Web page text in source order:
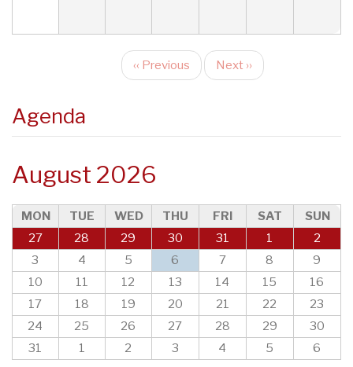
‹‹ Previous Next ››
Agenda
August 2026
MON TUE WED THU FRI SAT
SUN
27
28 29 30 31 1
2
3
4 5 6 7 8
9
10
11 12 13 14 15
16
17
18 19 20 21 22
23
24
25 26 27 28 29
30
31
1 2 3 4 5 6